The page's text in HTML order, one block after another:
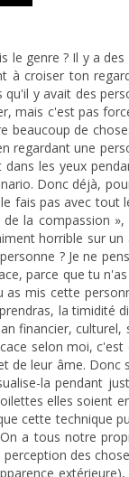
l'autre en bas. Non, le but c'est de se mettre d'égal à égal. Mais si tu te sens trop inférieur.e, tu peux remonter ta confiance, être au même niveau que cette personne. C’est pour ça que le yoga c'est extrêmement utile, parce qu'automatiquement, dans toutes les postures, on a quasiment soit les bras en l'air comme ça, soit on a inversé et on a les bras en bas. On écarte toujours les épaules vers l'arrière, du coup notre buste est plus ressorti, et par ce fait on a plus confiance en nous. Même aux yeux des autres, quand on marche, on a une allure d'une personne charismatique, on a une allure d'une personne qui a confiance en elle, parce que notre dos est droit. On est aligné. On marche la tête haute. C'est pas pour avoir confiance en nous qu'on le fait, mais via toutes les postures qu'on fait dans le yoga, on adopte cette physiologie, ce comportement corporel – on peut dire ça comme ça ? On va le dire. Ce comportement corporel. Comportement physique ça passe peut-être mieux. Enfin, tu vois là où je veux en venir. Donc si tu te sens timide, mets